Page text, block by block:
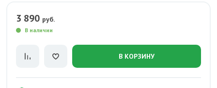
3 890 руб.
В наличии
В КОРЗИНУ